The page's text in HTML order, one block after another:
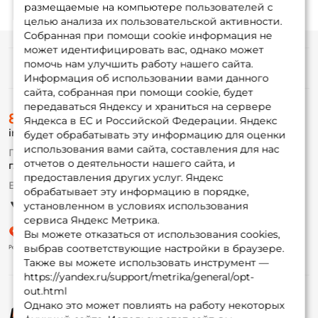
размещаемые на компьютере пользователей с
целью анализа их пользовательской активности.
Собранная при помощи cookie информация не
может идентифицировать вас, однако может
помочь нам улучшить работу нашего сайта.
Информация об использовании вами данного
сайта, собранная при помощи cookie, будет
передаваться Яндексу и храниться на сервере
Яндекса в ЕС и Российской Федерации. Яндекс
будет обрабатывать эту информацию для оценки
использования вами сайта, составления для нас
отчетов о деятельности нашего сайта, и
предоставления других услуг. Яндекс
обрабатывает эту информацию в порядке,
установленном в условиях использования
сервиса Яндекс Метрика.
Вы можете отказаться от использования cookies,
выбрав соответствующие настройки в браузере.
Также вы можете использовать инструмент —
https://yandex.ru/support/metrika/general/opt-
out.html
Однако это может повлиять на работу некоторых
Информация
О магазине
Доставка
Оплата
Fox-bonus
Гуру
Партнерская программа
8 (495) 532-77-88
info@foxfishing.ru
По вопросам с заказом
г. Москва, ул. Плеханова д.7
Ежедневно 10:00 до 20:00